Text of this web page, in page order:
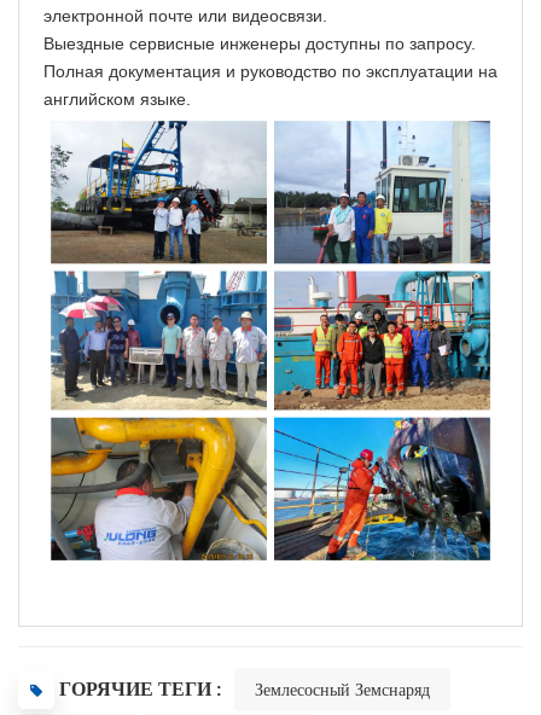
электронной почте или видеосвязи.
Выездные сервисные инженеры доступны по запросу.
Полная документация и руководство по эксплуатации на
английском языке.
ГОРЯЧИЕ ТЕГИ : Землесосный Земснаряд